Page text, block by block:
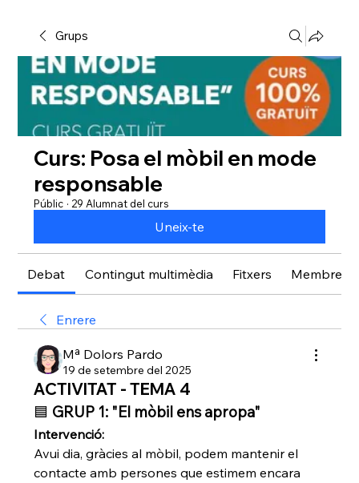
Grups
Curs: Posa el mòbil en mode
responsable
Públic · 29 Alumnat del curs
Uneix-te
Debat Contingut multimèdia Fitxers Membres
Enrere
Mª Dolors Pardo
19 de setembre del 2025
ACTIVITAT - TEMA 4
🟦 GRUP 1: "El mòbil ens apropa"
Intervenció:
Avui dia, gràcies al mòbil, podem mantenir el
contacte amb persones que estimem encara